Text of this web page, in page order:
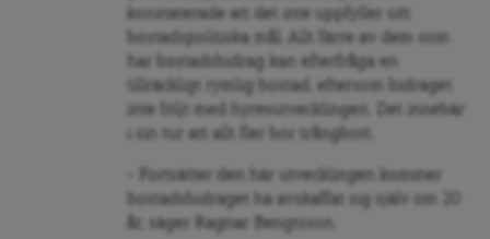
konstaterade att det inte uppfyller sitt
bostadspolitiska mål. Allt färre av dem som
har bostadsbidrag kan efterfråga en
tillräckligt rymlig bostad, eftersom bidraget
inte följt med hyresutvecklingen. Det innebär
i sin tur att allt fler bor trångbott.
– Fortsätter den här utvecklingen kommer
bostadsbidraget ha avskaffat sig själv om 20
år, säger Ragnar Bengtsson.